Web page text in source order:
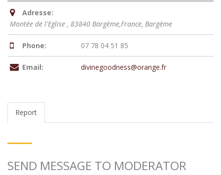
Adresse:
Montée de l'Eglise , 83840 Bargème,France, Bargème
Phone: 07 78 04 51 85
Email: divinegoodness@orange.fr
Report
SEND MESSAGE TO MODERATOR